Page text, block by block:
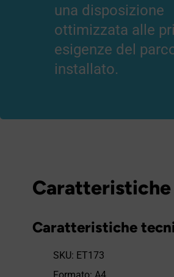
una disposizione
ottimizzata alle
esigenze del
installato.
Caratteristiche
Caratteristiche
SKU: ET173